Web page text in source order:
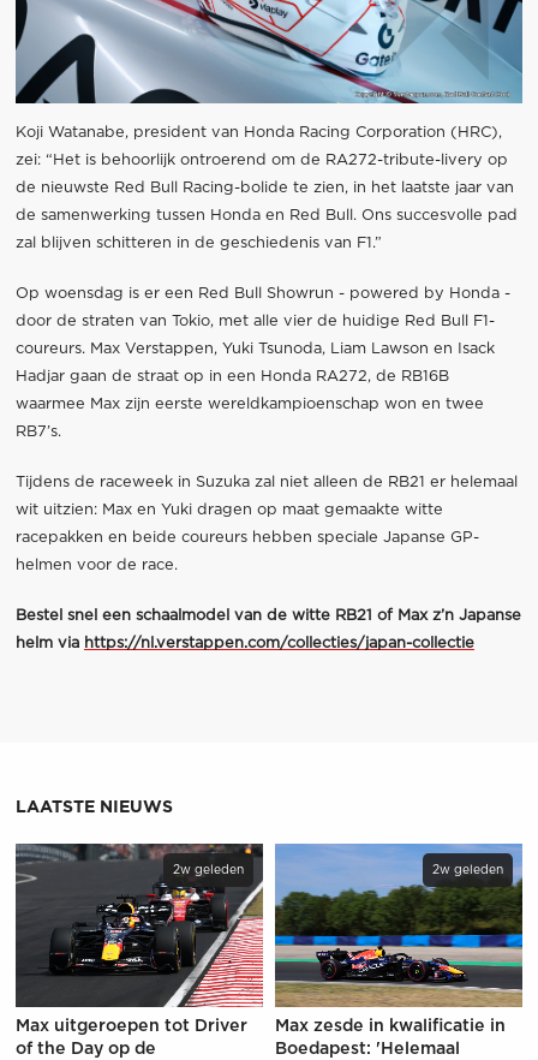
Koji Watanabe, president van Honda Racing Corporation (HRC),
zei: “Het is behoorlijk ontroerend om de RA272-tribute-livery op
de nieuwste Red Bull Racing-bolide te zien, in het laatste jaar van
de samenwerking tussen Honda en Red Bull. Ons succesvolle pad
zal blijven schitteren in de geschiedenis van F1.”
Op woensdag is er een Red Bull Showrun - powered by Honda -
door de straten van Tokio, met alle vier de huidige Red Bull F1-
coureurs. Max Verstappen, Yuki Tsunoda, Liam Lawson en Isack
Hadjar gaan de straat op in een Honda RA272, de RB16B
waarmee Max zijn eerste wereldkampioenschap won en twee
RB7’s.
Tijdens de raceweek in Suzuka zal niet alleen de RB21 er helemaal
wit uitzien: Max en Yuki dragen op maat gemaakte witte
racepakken en beide coureurs hebben speciale Japanse GP-
helmen voor de race.
Bestel snel een schaalmodel van de witte RB21 of Max z’n Japanse
helm via https://nl.verstappen.com/collecties/japan-collectie
LAATSTE NIEUWS
2w geleden
Max uitgeroepen tot Driver
of the Day op de
2w geleden
Max zesde in kwalificatie in
Boedapest: 'Helemaal